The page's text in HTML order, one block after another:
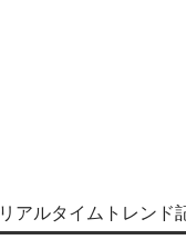
リアルタイムトレンド